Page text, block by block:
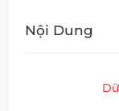
Nội Dung